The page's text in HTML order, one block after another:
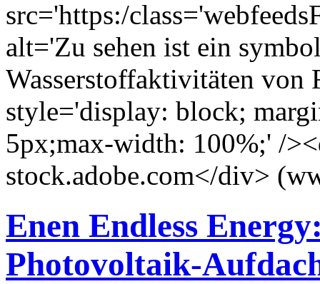
src='https:/
alt='Zu sehen ist ein
Wasserstoffaktivitäten von
style='display: block;
5px;max-width: 100%;' /
stock.adobe.com</div>
Enen Endless
Photovoltaik-